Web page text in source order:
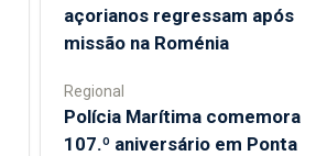
açorianos regressam após
missão na Roménia
Regional
Polícia Marítima comemora
107.º aniversário em Ponta